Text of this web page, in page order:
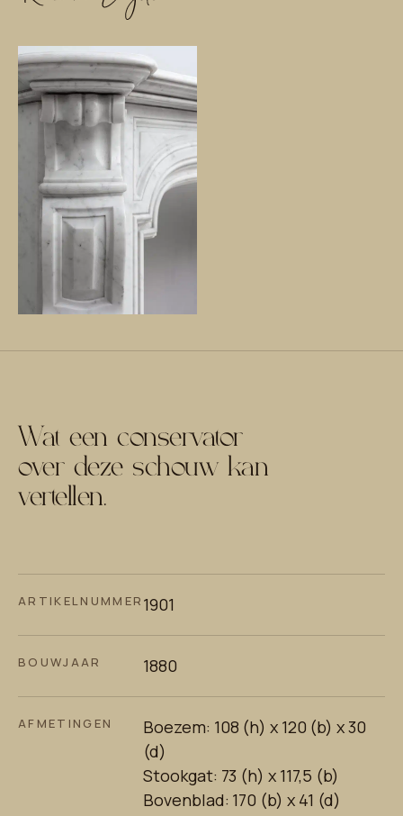
Wat een conservator
over deze schouw kan
vertellen.
ARTIKELNUMMER 1901
BOUWJAAR 1880
AFMETINGEN
Boezem: 108 (h) x 120 (b) x 30
(d)
Stookgat: 73 (h) x 117,5 (b)
Bovenblad: 170 (b) x 41 (d)